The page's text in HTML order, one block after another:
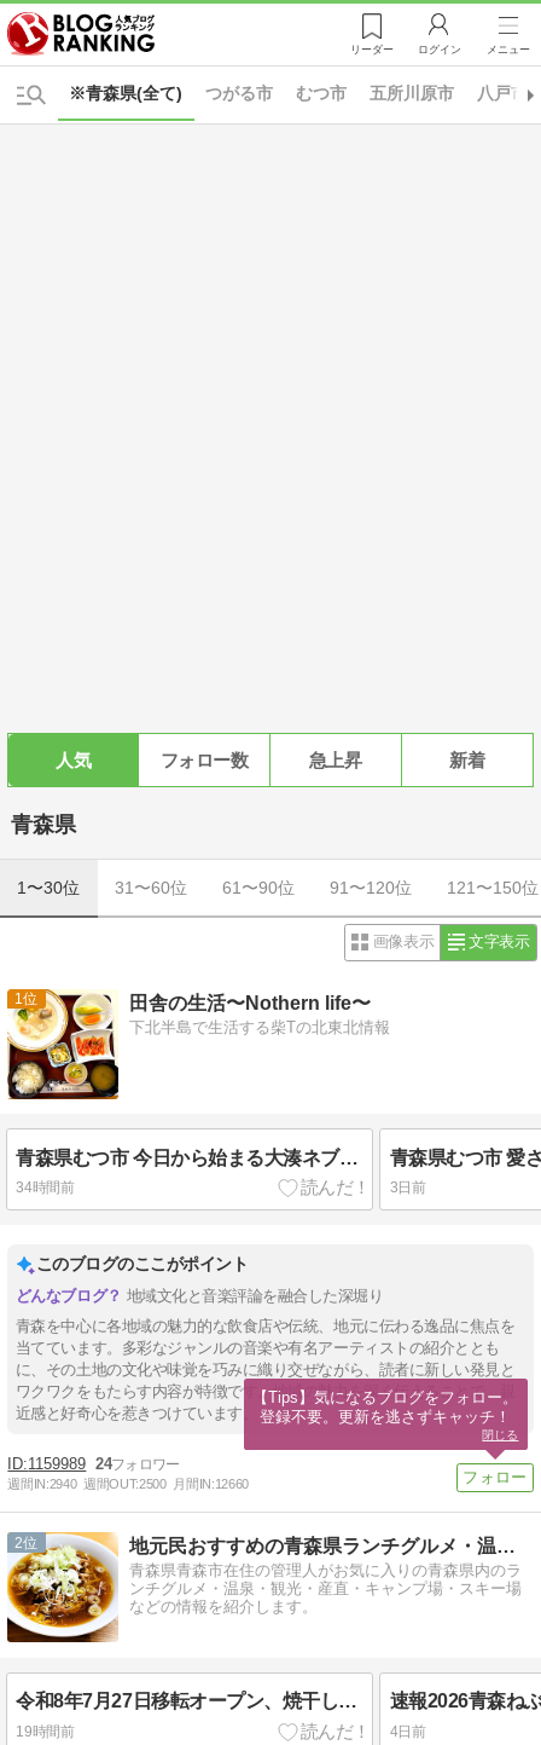
リーダー ログイン メニュー
※青森県(全て) つがる市 むつ市 五所川原市 八戸市
人気 フォロー数 急上昇 新着
青森県
1〜30位 31〜60位 61〜90位 91〜120位 121〜150位
画像表示 文字表示
1 田舎の生活〜Nothern life〜
下北半島で生活する柴Tの北東北情報
青森県むつ市 今日から始まる大湊ネブタ。そして物価高騰のご時世に、品数たくさん、デザート、ドリンクも付く衝撃1000円ホテルランチ。【はねやホテル】
34時間前 3日前
このブログのここがポイント
地域文化と音楽評論を融合した深堀り
青森を中心に各地域の魅力的な飲食店や伝統、地元に伝わる逸品に焦点を
当てています。多彩なジャンルの音楽や有名アーティストの紹介ととも
に、その土地の文化や味覚を巧みに織り交ぜながら、読者に新しい発見と
ワクワクをもたらす内容が特徴です。地域の魅力を深く伝えることで、親
近感と好奇心を惹きつけています。
1159989 24
週間IN:2940 週間OUT:2500 月間IN:12660
2 地元民おすすめの青森県ランチグルメ・温泉・観光情報サイト
青森県青森市在住の管理人がお気に入りの青森県内のラ
ンチグルメ・温泉・観光・産直・キャンプ場・スキー場
などの情報を紹介します。
令和8年7月27日移転オープン、焼干し中華に冷たい鳥中華！中華そば 良 【青森県青森市】
19時間前 4日前
【Tips】気になるブログをフォロー。
登録不要。更新を逃さずキャッチ！
閉じる